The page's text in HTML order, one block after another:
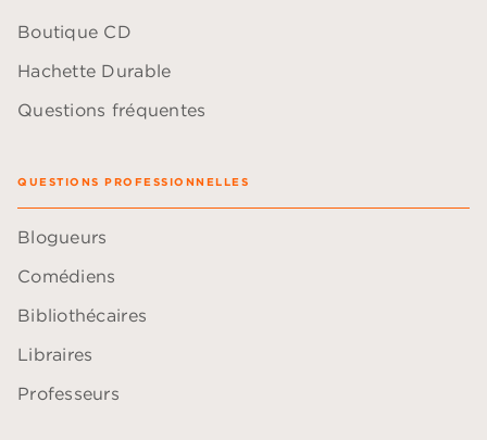
Boutique CD
Hachette Durable
Questions fréquentes
QUESTIONS PROFESSIONNELLES
Blogueurs
Comédiens
Bibliothécaires
Libraires
Professeurs